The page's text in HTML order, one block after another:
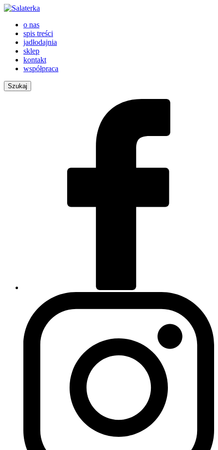
o nas
spis treści
jadłodajnia
sklep
kontakt
współpraca
Szukaj